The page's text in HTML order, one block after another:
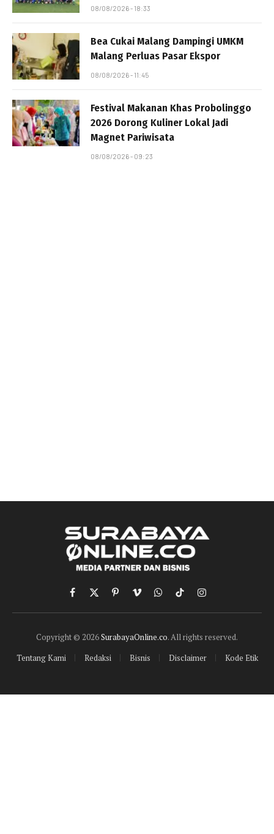
08/08/2026 - 18:33
Bea Cukai Malang Dampingi UMKM
Malang Perluas Pasar Ekspor
08/08/2026 - 11:45
Festival Makanan Khas Probolinggo
2026 Dorong Kuliner Lokal Jadi
Magnet Pariwisata
08/08/2026 - 09:23
Facebook
X
(Twitter)
PinterestVimeoWhatsApp
TikTokInstagram
Copyright © 2026SurabayaOnline.co. All rights reserved.
Tentang Kami
Redaksi Bisnis Disclaimer Kode Etik